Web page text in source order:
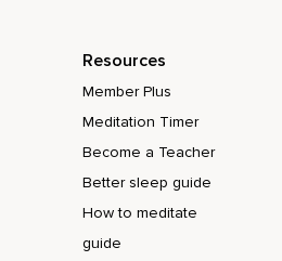
Resources
Member Plus
Meditation Timer
Become a Teacher
Better sleep guide
How to meditate
guide